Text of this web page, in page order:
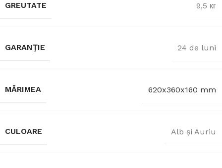
GREUTATE 9,5 кг
GARANȚIE 24 de luni
MĂRIMEA 620x360x160 mm
CULOARE Alb și Auriu